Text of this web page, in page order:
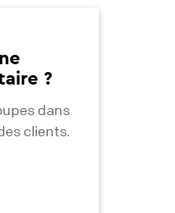
?
dans
clients.